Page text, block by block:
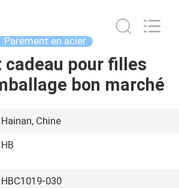
Parement en acier
pour filles
bon marché
Hainan, Chine
HB
HBC1019-030